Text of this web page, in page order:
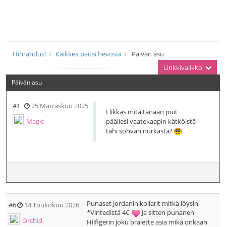
Hirnahdus! Kaikkea paitsi hevosia
Päivän asu
Linkkivalikko
Päivän asu
25 Marraskuu 2025
#1
Magic
Elikkäs mitä tänään puit
päällesi vaatekaapin kätköistä
tahi sohvan nurkasta?
14 Toukokuu 2026
#6
Orchid
Punaset Jordanin kollarit mitkä löysin
*Vintedistä 4€
Ja sitten punanen
Hilfigerin joku bralette asia mikä onkaan